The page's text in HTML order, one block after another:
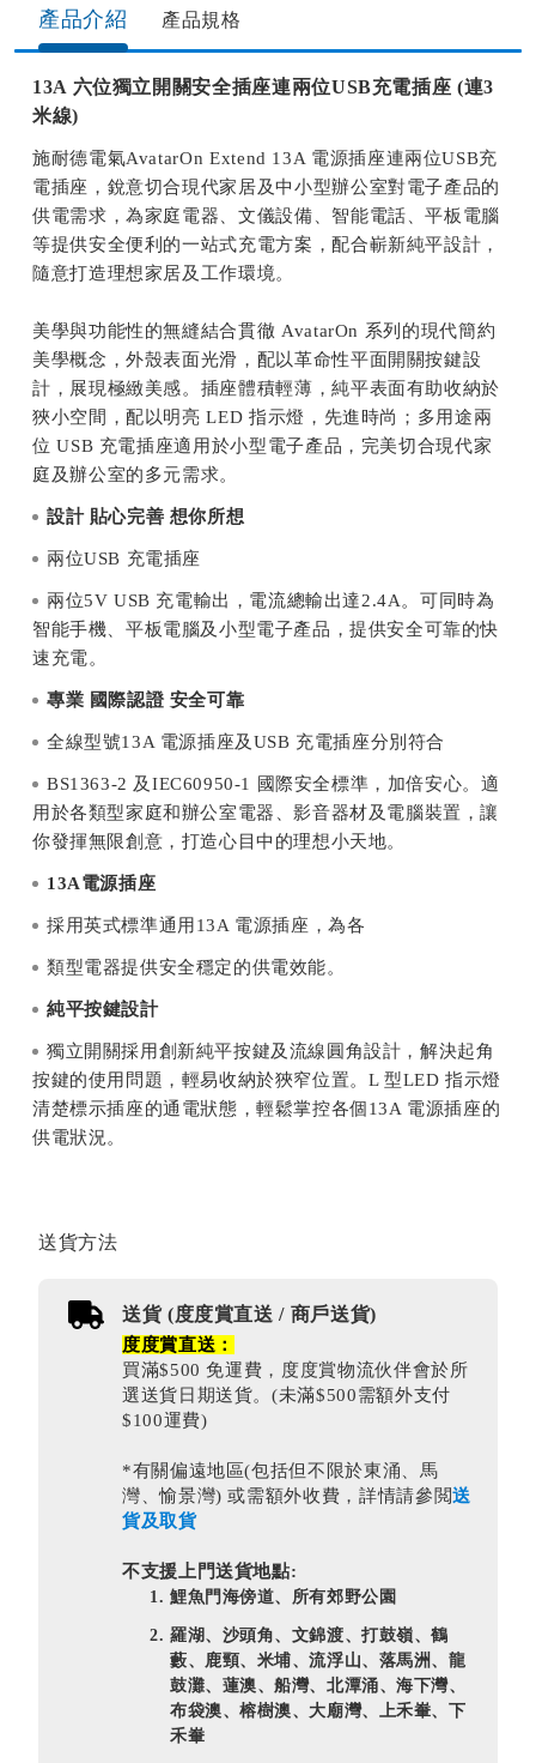
產品介紹 產品規格​
13A 六位獨立開關安全插座連兩位USB充電插座 (連3
米線)
施耐德電氣AvatarOn Extend 13A 電源插座連兩位USB充
電插座，銳意切合現代家居及中小型辦公室對電子產品的
供電需求，為家庭電器、文儀設備、智能電話、平板電腦
等提供安全便利的一站式充電方案，配合嶄新純平設計，
隨意打造理想家居及工作環境。
美學與功能性的無縫結合貫徹 AvatarOn 系列的現代簡約
美學概念，外殼表面光滑，配以革命性平面開關按鍵設
計，展現極緻美感。插座體積輕薄，純平表面有助收納於
狹小空間，配以明亮 LED 指示燈，先進時尚；多用途兩
位 USB 充電插座適用於小型電子產品，完美切合現代家
庭及辦公室的多元需求。
設計 貼心完善 想你所想
兩位USB 充電插座
兩位5V USB 充電輸出，電流總輸出達2.4A。可同時為
智能手機、平板電腦及小型電子產品，提供安全可靠的快
速充電。
專業 國際認證 安全可靠
全線型號13A 電源插座及USB 充電插座分別符合
BS1363-2 及IEC60950-1 國際安全標準，加倍安心。適
用於各類型家庭和辦公室電器、影音器材及電腦裝置，讓
你發揮無限創意，打造心目中的理想小天地。
13A電源插座
採用英式標準通用13A 電源插座，為各
類型電器提供安全穩定的供電效能。
純平按鍵設計
獨立開關採用創新純平按鍵及流線圓角設計，解決起角
按鍵的使用問題，輕易收納於狹窄位置。L 型LED 指示燈
清楚標示插座的通電狀態，輕鬆掌控各個13A 電源插座的
供電狀況。
送貨方法
送貨 (度度賞直送 / 商戶送貨)
度度賞直送：
買滿$500 免運費，度度賞物流伙伴會於所
選送貨日期送貨。(未滿$500需額外支付
$100運費)
*有關偏遠地區(包括但不限於東涌、馬
灣、愉景灣) 或需額外收費，詳情請參閲送
貨及取貨
不支援上門送貨地點:
鯉魚門海傍道、所有郊野公園
羅湖、沙頭角、文錦渡、打鼓嶺、鶴
藪、鹿頸、米埔、流浮山、落馬洲、龍
鼓灘、蓮澳、船灣、北潭涌、海下灣、
布袋澳、榕樹澳、大廟灣、上禾輋、下
禾輋